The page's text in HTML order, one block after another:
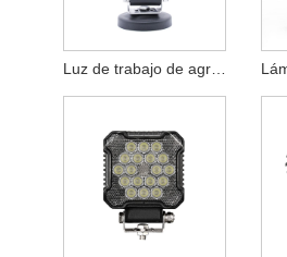
Luz de trabajo de agricultura